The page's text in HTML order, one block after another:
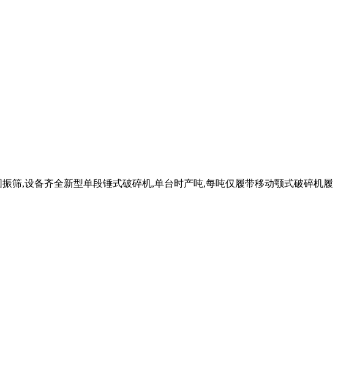
筛,设备齐全新型单段锤式破碎机,单台时产吨,每吨仅履带移动颚式破碎机履